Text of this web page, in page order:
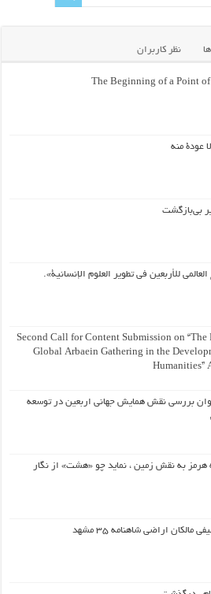
نظر کاربران
The Beginning of a Point
عودة منه
بی‌بازگشت
للأربعين في تطوير العلوم الإنسانية».
Second Call for Content Submission on “The
Global Arbaein Gathering in the
Humanities”
بررسی نقش همایش جهانی اربعین در توسعه
به نقش زمین ، نماید چو «هشت» از نگار
مالکان اراضی شاهنامه ۳۵ مشهد